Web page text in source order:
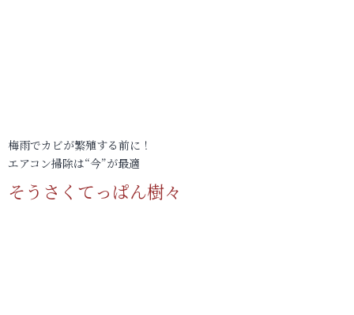
梅雨でカビが繁殖する前に！
エアコン掃除は“今”が最適
そうさくてっぱん樹々